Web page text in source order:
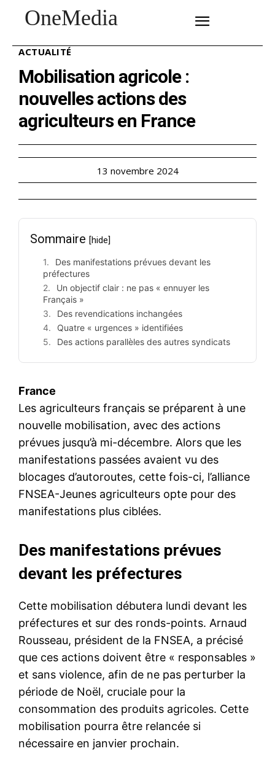
OneMedia
ACTUALITÉ
Mobilisation agricole :
nouvelles actions des
agriculteurs en France
13 novembre 2024
Sommaire [hide]
Des manifestations prévues devant les
préfectures
Un objectif clair : ne pas « ennuyer les
Français »
Des revendications inchangées
Quatre « urgences » identifiées
Des actions parallèles des autres syndicats
France
Les agriculteurs français se préparent à une
nouvelle mobilisation, avec des actions
prévues jusqu’à mi-décembre. Alors que les
manifestations passées avaient vu des
blocages d’autoroutes, cette fois-ci, l’alliance
FNSEA-Jeunes agriculteurs opte pour des
manifestations plus ciblées.
Des manifestations prévues
devant les préfectures
Cette mobilisation débutera lundi devant les
préfectures et sur des ronds-points. Arnaud
Rousseau, président de la FNSEA, a précisé
que ces actions doivent être « responsables »
et sans violence, afin de ne pas perturber la
période de Noël, cruciale pour la
consommation des produits agricoles. Cette
mobilisation pourra être relancée si
nécessaire en janvier prochain.